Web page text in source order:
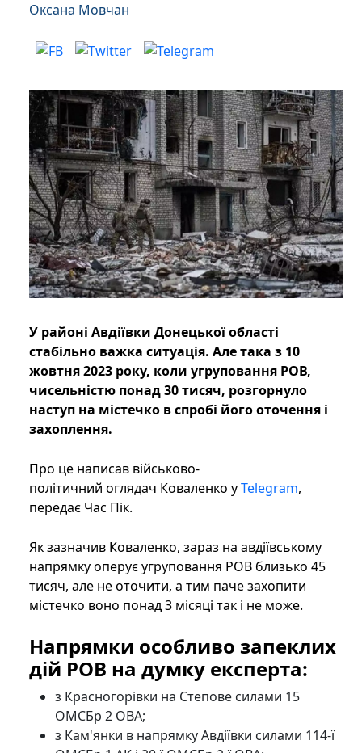
Оксана Мовчан
У районі Авдіївки Донецької області
стабільно важка ситуація. Але така з 10
жовтня 2023 року, коли угруповання РОВ,
чисельністю понад 30 тисяч, розгорнуло
наступ на містечко в спробі його оточення і
захоплення.
Про це написав військово-
політичний оглядач Коваленко уTelegram,
передає Час Пік.
Як зазначив Коваленко, зараз на авдіївському
напрямку оперує угруповання РОВ близько 45
тисяч, але не оточити, а тим паче захопити
містечко воно понад 3 місяці так і не може.
Напрямки особливо запеклих
дій РОВ на думку експерта:
з Красногорівки на Степове силами 15
ОМСБр 2 ОВА;
з Кам'янки в напрямку Авдіївки силами 114-ї